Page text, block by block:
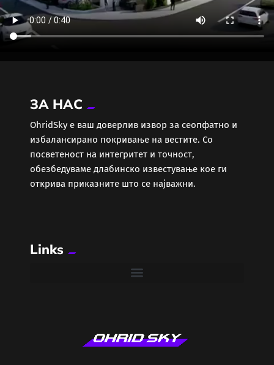
ЗА НАС
ОhridSky е ваш доверлив извор за сеопфатно и
избалансирано покривање на вестите. Со
посветеност на интегритет и точност,
обезбедуваме длабинско известување кое ги
открива приказните што се најважни.
Links